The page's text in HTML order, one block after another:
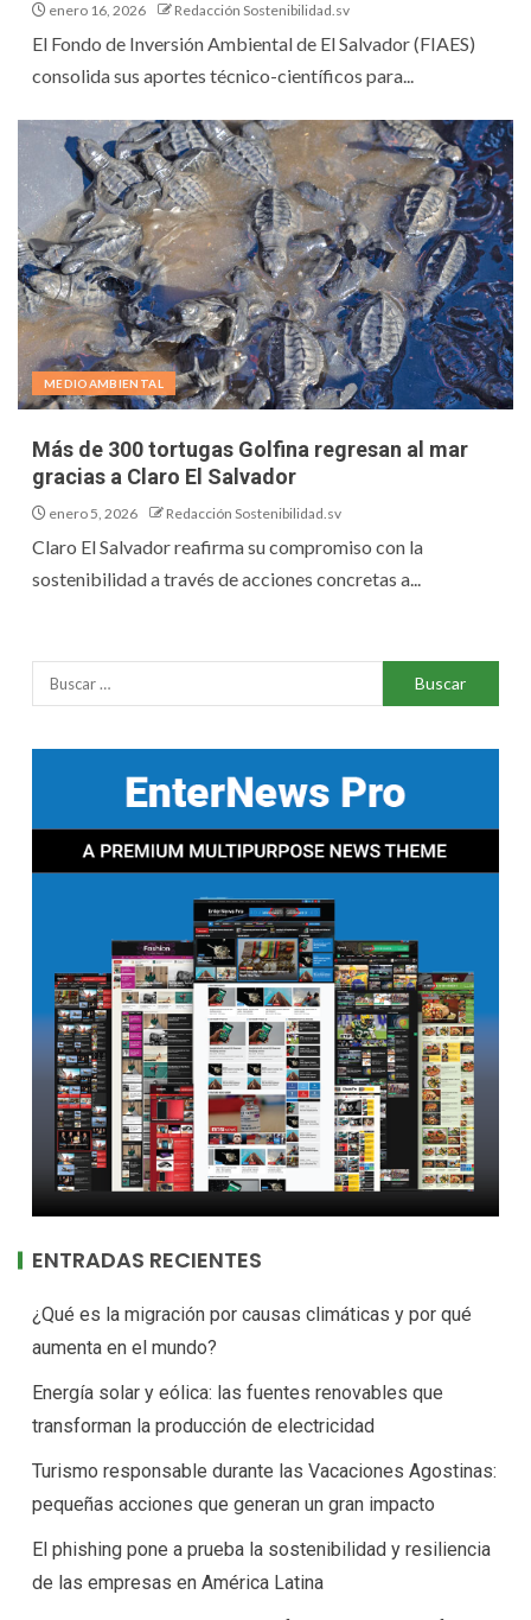
enero 16, 2026 Redacción Sostenibilidad.sv
El Fondo de Inversión Ambiental de El Salvador (FIAES)
consolida sus aportes técnico-científicos para...
MEDIOAMBIENTAL
Más de 300 tortugas Golfina regresan al mar
gracias a Claro El Salvador
enero 5, 2026 Redacción Sostenibilidad.sv
Claro El Salvador reafirma su compromiso con la
sostenibilidad a través de acciones concretas a...
ENTRADAS RECIENTES
¿Qué es la migración por causas climáticas y por qué
aumenta en el mundo?
Energía solar y eólica: las fuentes renovables que
transforman la producción de electricidad
Turismo responsable durante las Vacaciones Agostinas:
pequeñas acciones que generan un gran impacto
El phishing pone a prueba la sostenibilidad y resiliencia
de las empresas en América Latina